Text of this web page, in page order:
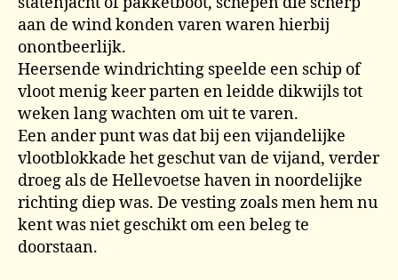
aan de wind konden varen waren hierbij
onontbeerlijk.
Heersende windrichting speelde een schip of
vloot menig keer parten en leidde dikwijls tot
weken lang wachten om uit te varen.
Een ander punt was dat bij een vijandelijke
vlootblokkade het geschut van de vijand, verder
droeg als de Hellevoetse haven in noordelijke
richting diep was. De vesting zoals men hem nu
kent was niet geschikt om een beleg te
doorstaan.